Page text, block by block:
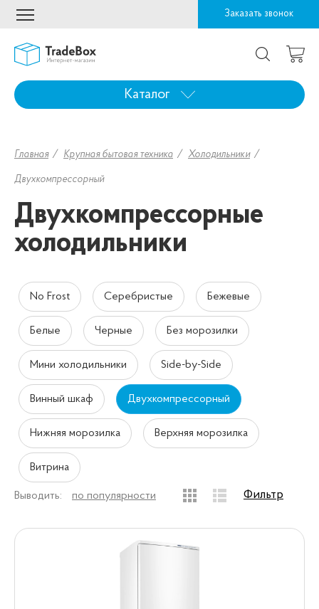
Заказать звонок
Каталог
Главная Крупная бытовая техника Холодильники
Двухкомпрессорный
Двухкомпрессорные
холодильники
No Frost Серебристые Бежевые
Белые Черные Без морозилки
Мини холодильники Side-by-Side
Винный шкаф Двухкомпрессорный
Нижняя морозилка Верхняя морозилка
Витрина
Выводить: по популярности Фильтр